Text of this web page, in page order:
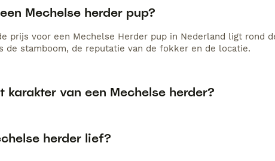
Mechelse herder pup?
prijs voor een Mechelse Herder pup in Nederland ligt rond
de stamboom, de reputatie van de fokker en de locatie.
karakter van een Mechelse herder?
herder lief?